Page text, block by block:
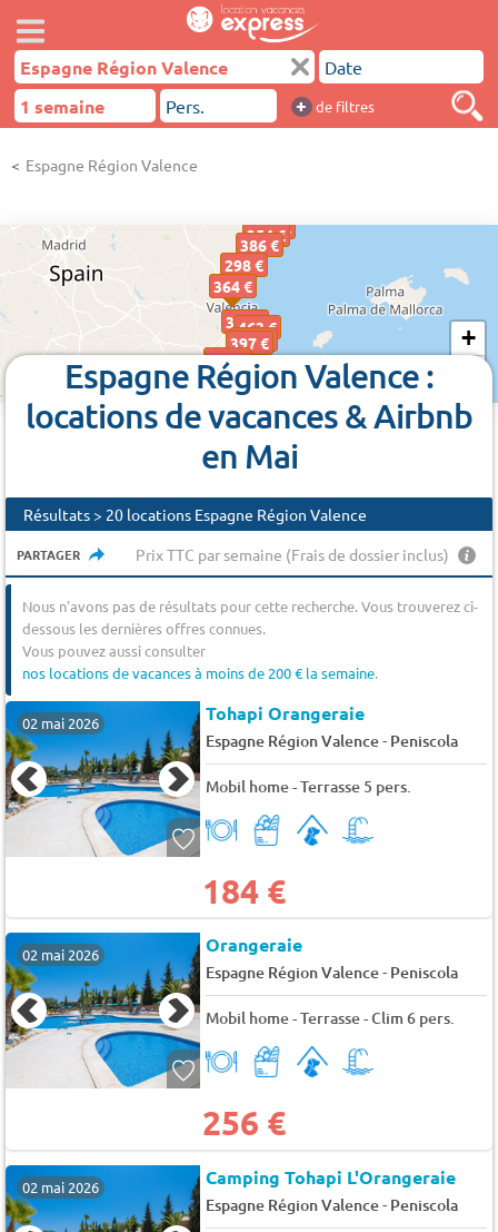
+ de filtres
Espagne Région Valence
184 €
298 €
341 €
354 €
364 €
386 €
397 €
398 €
463 €
478 €
+
Espagne Région Valence :
locations de vacances & Airbnb
en Mai
Résultats > 20 locations Espagne Région Valence
PARTAGER Prix TTC par semaine (Frais de dossier inclus)
Nous n'avons pas de résultats pour cette recherche. Vous trouverez ci-
dessous les dernières offres connues.
Vous pouvez aussi consulter
nos locations de vacances à moins de 200 € la semaine.
02 mai 2026 Tohapi Orangeraie
Espagne Région Valence- Peniscola
Mobil home - Terrasse 5 pers.
184 €
02 mai 2026 Orangeraie
Espagne Région Valence- Peniscola
Mobil home - Terrasse - Clim 6 pers.
256 €
02 mai 2026 Camping Tohapi L'Orangeraie
Espagne Région Valence- Peniscola